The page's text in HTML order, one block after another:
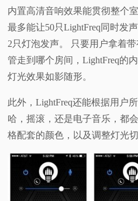
内置高清音响效果能贯彻整个
最多能让50只LightFreq同时发
2只灯泡发声。 只要用户拿着
管走到哪个房间，LightFreq的
灯光效果如影随形。
此外，LightFreq还能根据用户
哈，摇滚，还是电子音乐，都
格配套的颜色，以及调整灯光切